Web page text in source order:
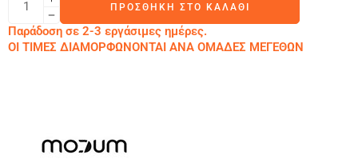
ΠΡΟΣΘΉΚΗ ΣΤΟ ΚΑΛΆΘΙ
Παράδοση σε 2-3 εργάσιμες ημέρες.
ΟΙ ΤΙΜΕΣ ΔΙΑΜΟΡΦΩΝΟΝΤΑΙ ΑΝΑ ΟΜΑΔΕΣ ΜΕΓΕΘΩΝ